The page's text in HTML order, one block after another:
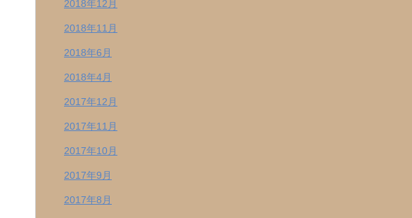
2018年12月
2018年11月
2018年6月
2018年4月
2017年12月
2017年11月
2017年10月
2017年9月
2017年8月